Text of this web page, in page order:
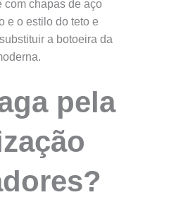
com chapas de aço
e o estilo do teto e
a botoeira da
pela